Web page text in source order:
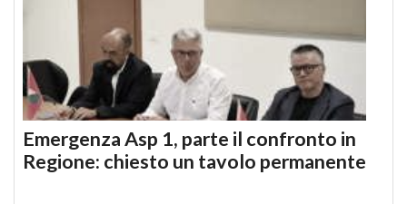
Emergenza Asp 1, parte il confronto in
Regione: chiesto un tavolo permanente